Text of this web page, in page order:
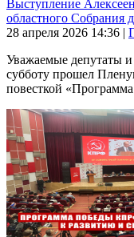
Выступление
областного Собрания
28 апреля 2026 14:36 |
Уважаемые депутаты
субботу прошел
повесткой